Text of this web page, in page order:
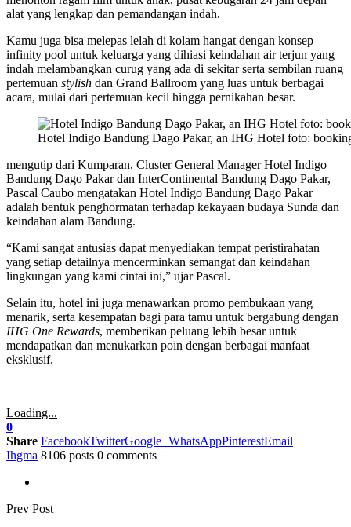
alat yang lengkap dan pemandangan indah.
Kamu juga bisa melepas lelah di kolam hangat dengan konsep
infinity pool untuk keluarga yang dihiasi keindahan air terjun yang
indah melambangkan curug yang ada di sekitar serta sembilan ruang
pertemuan stylish dan Grand Ballroom yang luas untuk berbagai
acara, mulai dari pertemuan kecil hingga pernikahan besar.
Hotel Indigo Bandung Dago Pakar, an IHG Hotel foto:
mengutip dari Kumparan, Cluster General Manager Hotel Indigo
Bandung Dago Pakar dan InterContinental Bandung Dago Pakar,
Pascal Caubo mengatakan Hotel Indigo Bandung Dago Pakar
adalah bentuk penghormatan terhadap kekayaan budaya Sunda dan
keindahan alam Bandung.
“Kami sangat antusias dapat menyediakan tempat peristirahatan
yang setiap detailnya mencerminkan semangat dan keindahan
lingkungan yang kami cintai ini,” ujar Pascal.
Selain itu, hotel ini juga menawarkan promo pembukaan yang
menarik, serta kesempatan bagi para tamu untuk bergabung dengan
IHG One Rewards, memberikan peluang lebih besar untuk
mendapatkan dan menukarkan poin dengan berbagai manfaat
eksklusif.
Loading...
0
Share FacebookTwitterGoogle+WhatsAppPinterestEmail
Ihgma 8106 posts 0 comments
Prev Post